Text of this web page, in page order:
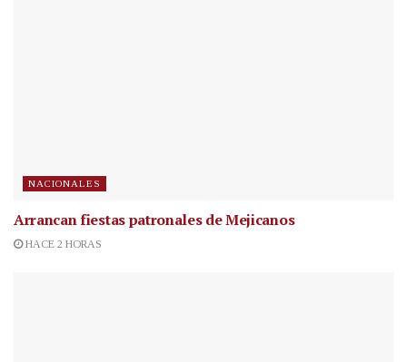
NACIONALES
Arrancan fiestas patronales de Mejicanos
HACE 2 HORAS